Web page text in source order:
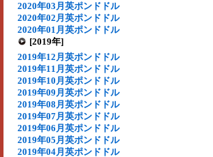
2020年03月英ポンドドル
2020年02月英ポンドドル
2020年01月英ポンドドル
[2019年]
2019年12月英ポンドドル
2019年11月英ポンドドル
2019年10月英ポンドドル
2019年09月英ポンドドル
2019年08月英ポンドドル
2019年07月英ポンドドル
2019年06月英ポンドドル
2019年05月英ポンドドル
2019年04月英ポンドドル